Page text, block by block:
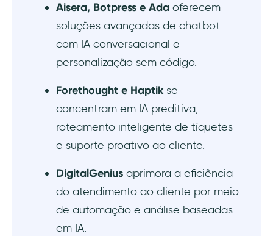
Aisera, Botpress e Ada oferecem
soluções avançadas de chatbot
com IA conversacional e
personalização sem código.
Forethought e Haptik se
concentram em IA preditiva,
roteamento inteligente de tíquetes
e suporte proativo ao cliente.
DigitalGenius aprimora a eficiência
do atendimento ao cliente por meio
de automação e análise baseadas
em IA.